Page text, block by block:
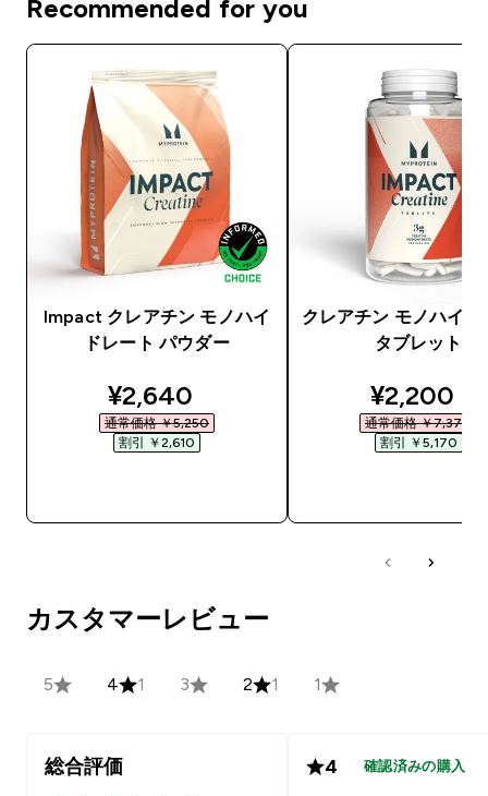
Recommended for you
Impact クレアチン モノハイ
ドレート パウダー
discounted price
¥2,640‎
通常価格 ￥5,250‎
割引 ￥2,610‎
クレアチン モノハイド
タブレット
¥2,200‎
通常価格 ￥7,370‎
割引 ￥5,170‎
カスタマーレビュー
5 4 1 3 2 1 1
総合評価 4 確認済みの購入